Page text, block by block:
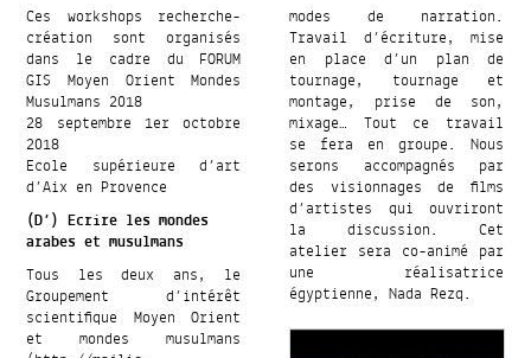
Ces workshops recherche-
création sont organisés
dans le cadre du FORUM
GIS Moyen Orient Mondes
Musulmans 2018
28 septembre 1er octobre
2018
Ecole supérieure d’art
d’Aix en Provence
(D’) Ecrire les mondes
arabes et musulmans
Tous les deux ans, le
Groupement d’intérêt
scientifique Moyen Orient
et mondes musulmans
modes de narration.
Travail d’écriture, mise
en place d’un plan de
tournage, tournage et
montage, prise de son,
mixage… Tout ce travail
se fera en groupe. Nous
serons accompagnés par
des visionnages de films
d’artistes qui ouvriront
la discussion. Cet
atelier sera co-animé par
une réalisatrice
égyptienne, Nada Rezq.